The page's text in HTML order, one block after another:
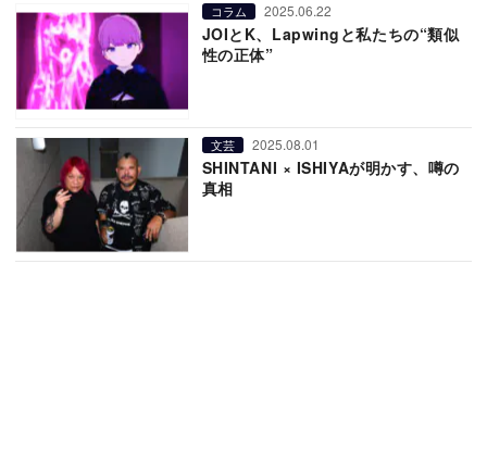
コラム 2025.06.22
JOIとK、Lapwingと私たちの“類似
性の正体”
文芸 2025.08.01
SHINTANI × ISHIYAが明かす、噂の
真相